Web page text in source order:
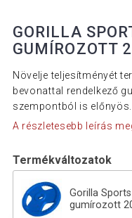
GORILLA
GUMÍROZOTT
Növelje teljesítményét
bevonattal rendelkező
szempontból is előnyös.
A részletesebb leírás
Termékváltozatok
Gorilla
gumírozott